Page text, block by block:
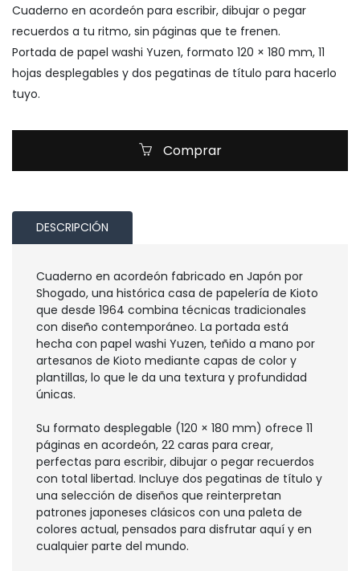
Cuaderno en acordeón para escribir, dibujar o pegar
recuerdos a tu ritmo, sin páginas que te frenen.
Portada de papel washi Yuzen, formato 120 × 180 mm, 11
hojas desplegables y dos pegatinas de título para hacerlo
tuyo.
Comprar
DESCRIPCIÓN
Cuaderno en acordeón fabricado en Japón por
Shogado, una histórica casa de papelería de Kioto
que desde 1964 combina técnicas tradicionales
con diseño contemporáneo. La portada está
hecha con papel washi Yuzen, teñido a mano por
artesanos de Kioto mediante capas de color y
plantillas, lo que le da una textura y profundidad
únicas.
Su formato desplegable (120 × 180 mm) ofrece 11
páginas en acordeón, 22 caras para crear,
perfectas para escribir, dibujar o pegar recuerdos
con total libertad. Incluye dos pegatinas de título y
una selección de diseños que reinterpretan
patrones japoneses clásicos con una paleta de
colores actual, pensados para disfrutar aquí y en
cualquier parte del mundo.